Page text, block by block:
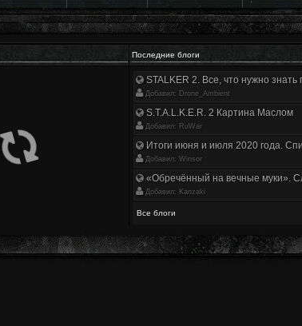
Последние блоги
STALKER 2. Все, что нужно
Добавил: Drone_Ambient
S.T.A.L.K.E.R. 2 Картина Маслом
Добавил: RuWar
Итоги июня и июля 2020 года.
Добавил: Winsor
«Обречённый на вечные муки».
Добавил: Kanzaki
Все блоги